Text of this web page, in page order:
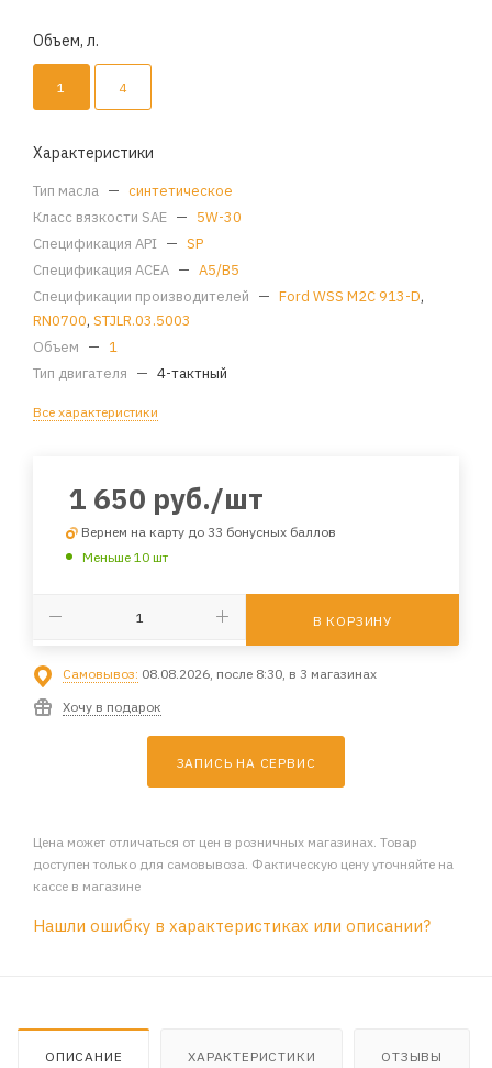
Объем, л.
1 4
Характеристики
Тип масла — синтетическое
Класс вязкости SAE — 5W-30
Спецификация API — SP
Спецификация ACEA — A5/B5
Спецификации производителей — Ford WSS M2C 913-D,
RN0700, STJLR.03.5003
Объем — 1
Тип двигателя — 4-тактный
Все характеристики
1 650 руб./шт
Вернем на карту до 33 бонусных баллов
Меньше 10 шт
В КОРЗИНУ
Самовывоз: 08.08.2026, после 8:30, в 3 магазинах
Хочу в подарок
ЗАПИСЬ НА СЕРВИС
Цена может отличаться от цен в розничных магазинах. Товар
доступен только для самовывоза. Фактическую цену уточняйте на
кассе в магазине
Нашли ошибку в характеристиках или описании?
ОПИСАНИЕ ХАРАКТЕРИСТИКИ ОТЗЫВЫ